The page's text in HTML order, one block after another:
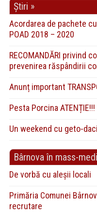
Știri »
Acordarea de pachete
POAD 2018 – 2020
RECOMANDĂRI privind
prevenirea răspândirii
Anunț important
Pesta Porcina ATENȚIE!!!
Un weekend cu geto-
Bârnova în mass-
De vorbă cu aleșii locali
Primăria Comunei
recrutare